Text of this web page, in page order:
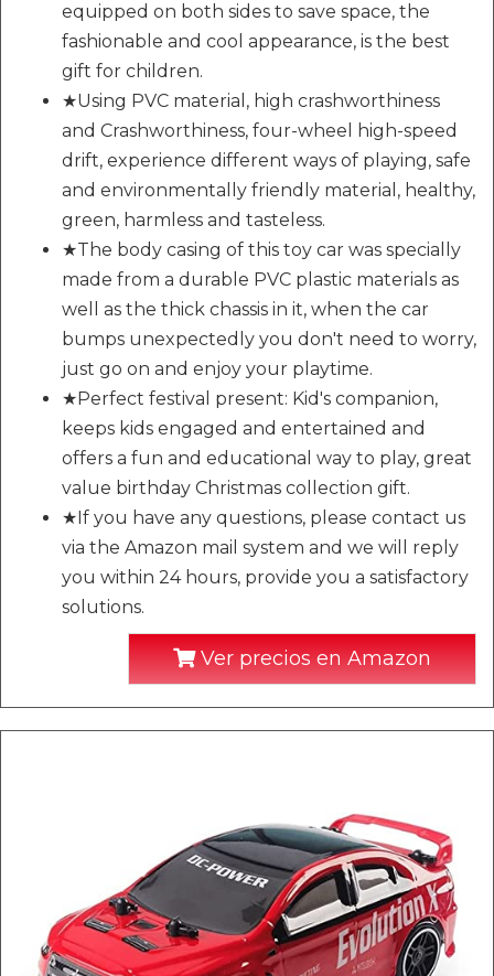
equipped on both sides to save space, the
fashionable and cool appearance, is the best
gift for children.
★Using PVC material, high crashworthiness
and Crashworthiness, four-wheel high-speed
drift, experience different ways of playing, safe
and environmentally friendly material, healthy,
green, harmless and tasteless.
★The body casing of this toy car was specially
made from a durable PVC plastic materials as
well as the thick chassis in it, when the car
bumps unexpectedly you don't need to worry,
just go on and enjoy your playtime.
★Perfect festival present: Kid's companion,
keeps kids engaged and entertained and
offers a fun and educational way to play, great
value birthday Christmas collection gift.
★If you have any questions, please contact us
via the Amazon mail system and we will reply
you within 24 hours, provide you a satisfactory
solutions.
Ver precios en Amazon